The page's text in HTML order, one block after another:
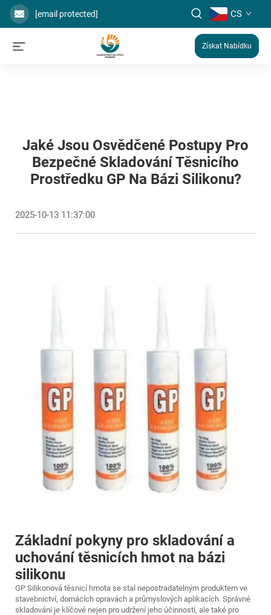
[email protected] CS
Získat Nabídku
Jaké Jsou Osvědčené Postupy Pro
Bezpečné Skladování Těsnicího
Prostředku GP Na Bázi Silikonu?
2025-10-13 11:37:00
Základní pokyny pro skladování a
uchování těsnicích hmot na bázi
silikonu
GP Silikonová těsnicí hmota se stal nepostradatelným produktem ve
stavebnictví, domácích opravách a průmyslových aplikacích. Správné
skladování je klíčové nejen pro udržení jeho účinnosti, ale také pro